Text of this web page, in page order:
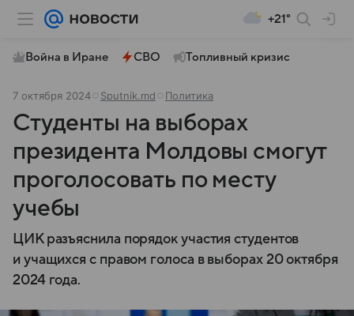
+21°
Война в Иране СВО Топливный кризис
7 октября 2024 Sputnik.md Политика
Студенты на выборах
президента Молдовы смогут
проголосовать по месту
учебы
ЦИК разъяснила порядок участия студентов
и учащихся с правом голоса в выборах 20 октября
2024 года.